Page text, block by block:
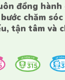
đồng hành
chăm
tận tâm và